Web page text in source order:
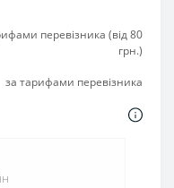
перевізника (від 80
грн.)
за тарифами перевізника